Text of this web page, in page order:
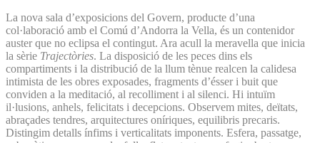
La nova sala d’exposicions del Govern, producte d’una
col·laboració amb el Comú d’Andorra la Vella, és un contenidor
auster que no eclipsa el contingut. Ara acull la meravella que inicia
la sèrie Trajectòries. La disposició de les peces dins els
compartiments i la distribució de la llum tènue realcen la calidesa
intimista de les obres exposades, fragments d’ésser i buit que
conviden a la meditació, al recolliment i al silenci. Hi intuïm
il·lusions, anhels, felicitats i decepcions. Observem mites, deïtats,
abraçades tendres, arquitectures oníriques, equilibris precaris.
Distingim detalls ínfims i verticalitats imponents. Esfera, passatge,